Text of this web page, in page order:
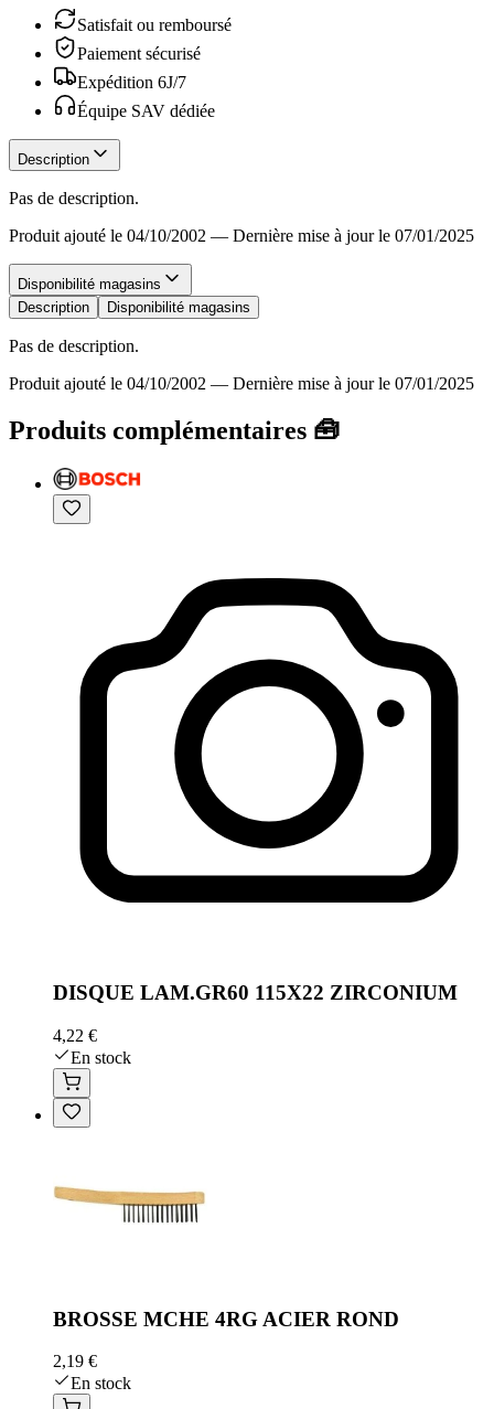
Satisfait ou remboursé
Paiement sécurisé
Expédition 6J/7
Équipe SAV dédiée
Description
Pas de description.
Produit ajouté le 04/10/2002 — Dernière mise à jour le 07/01/2025
Disponibilité magasins
Description
Disponibilité magasins
Pas de description.
Produit ajouté le 04/10/2002 — Dernière mise à jour le 07/01/2025
Produits complémentaires 🧰
DISQUE LAM.GR60 115X22 ZIRCONIUM
4,22 €
En stock
BROSSE MCHE 4RG ACIER ROND
2,19 €
En stock